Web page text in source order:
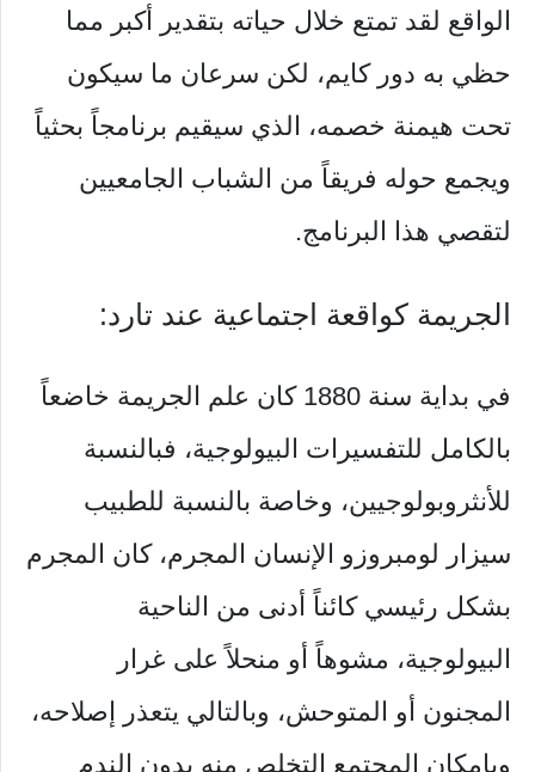
الواقع لقد تمتع خلال حياته بتقدير أكبر مما
حظي به دور كايم، لكن سرعان ما سيكون
تحت هيمنة خصمه، الذي سيقيم برنامجاً بحثياً
ويجمع حوله فريقاً من الشباب الجامعيين
لتقصي هذا البرنامج.
الجريمة كواقعة اجتماعية عند تارد:
في بداية سنة 1880 كان علم الجريمة خاضعاً
بالكامل للتفسيرات البيولوجية، فبالنسبة
للأنثروبولوجيين، وخاصة بالنسبة للطبيب
سيزار لومبروزو الإنسان المجرم، كان المجرم
بشكل رئيسي كائناً أدنى من الناحية
البيولوجية، مشوهاً أو منحلاً على غرار
المجنون أو المتوحش، وبالتالي يتعذر إصلاحه،
وبإمكان المجتمع التخلص منه بدون الندم